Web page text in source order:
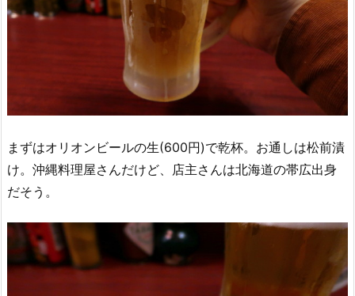
まずはオリオンビールの生(600円)で乾杯。お通しは松前漬
け。沖縄料理屋さんだけど、店主さんは北海道の帯広出身
だそう。